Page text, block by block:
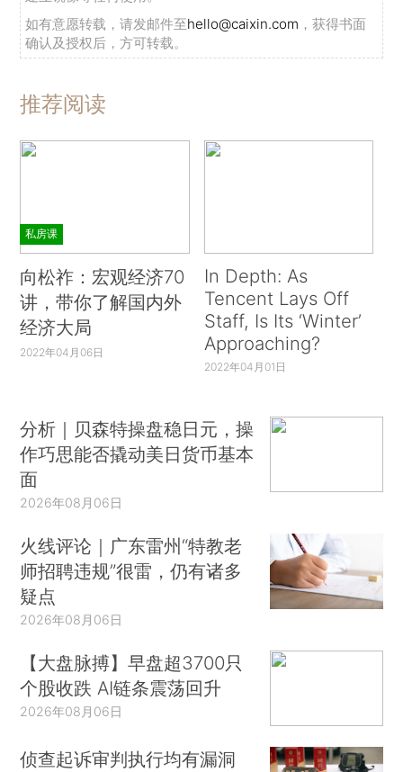
如有意愿转载，请发邮件至hello@caixin.com ，获得书面
确认及授权后，方可转载。
推荐阅读
私房课
向松祚：宏观经济70
讲，带你了解国内外
经济大局
2022年04月06日
In Depth: As
Tencent Lays Off
Staff, Is Its ‘Winter’
Approaching?
2022年04月01日
分析｜贝森特操盘稳日元，操
作巧思能否撬动美日货币基本
面
2026年08月06日
火线评论｜广东雷州“特教老
师招聘违规”很雷，仍有诸多
疑点
2026年08月06日
【大盘脉搏】早盘超3700只
个股收跌 AI链条震荡回升
2026年08月06日
侦查起诉审判执行均有漏洞